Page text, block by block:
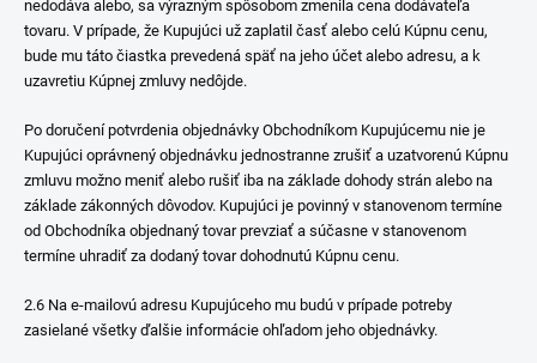
nedodáva alebo, sa výrazným spôsobom zmenila cena dodávateľa
tovaru. V prípade, že Kupujúci už zaplatil časť alebo celú Kúpnu cenu,
bude mu táto čiastka prevedená späť na jeho účet alebo adresu, a k
uzavretiu Kúpnej zmluvy nedôjde.
Po doručení potvrdenia objednávky Obchodníkom Kupujúcemu nie je
Kupujúci oprávnený objednávku jednostranne zrušiť a uzatvorenú Kúpnu
zmluvu možno meniť alebo rušiť iba na základe dohody strán alebo na
základe zákonných dôvodov. Kupujúci je povinný v stanovenom termíne
od Obchodníka objednaný tovar prevziať a súčasne v stanovenom
termíne uhradiť za dodaný tovar dohodnutú Kúpnu cenu.
2.6 Na e-mailovú adresu Kupujúceho mu budú v prípade potreby
zasielané všetky ďalšie informácie ohľadom jeho objednávky.